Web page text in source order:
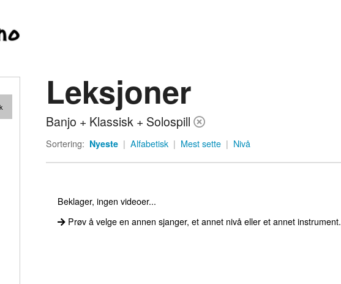
Leksjoner
Banjo + Klassisk + Solospill
Sortering: Nyeste | Alfabetisk | Mest sette | Nivå
Beklager, ingen videoer...
Prøv å velge en annen sjanger, et annet nivå eller et annet instrument.